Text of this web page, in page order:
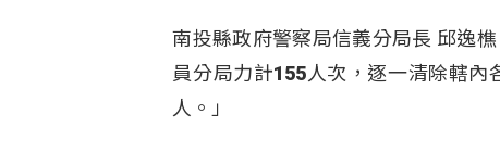
南投縣政府警察局信義分局長 邱逸
員分局力計155人次，逐一清除轄
人。」